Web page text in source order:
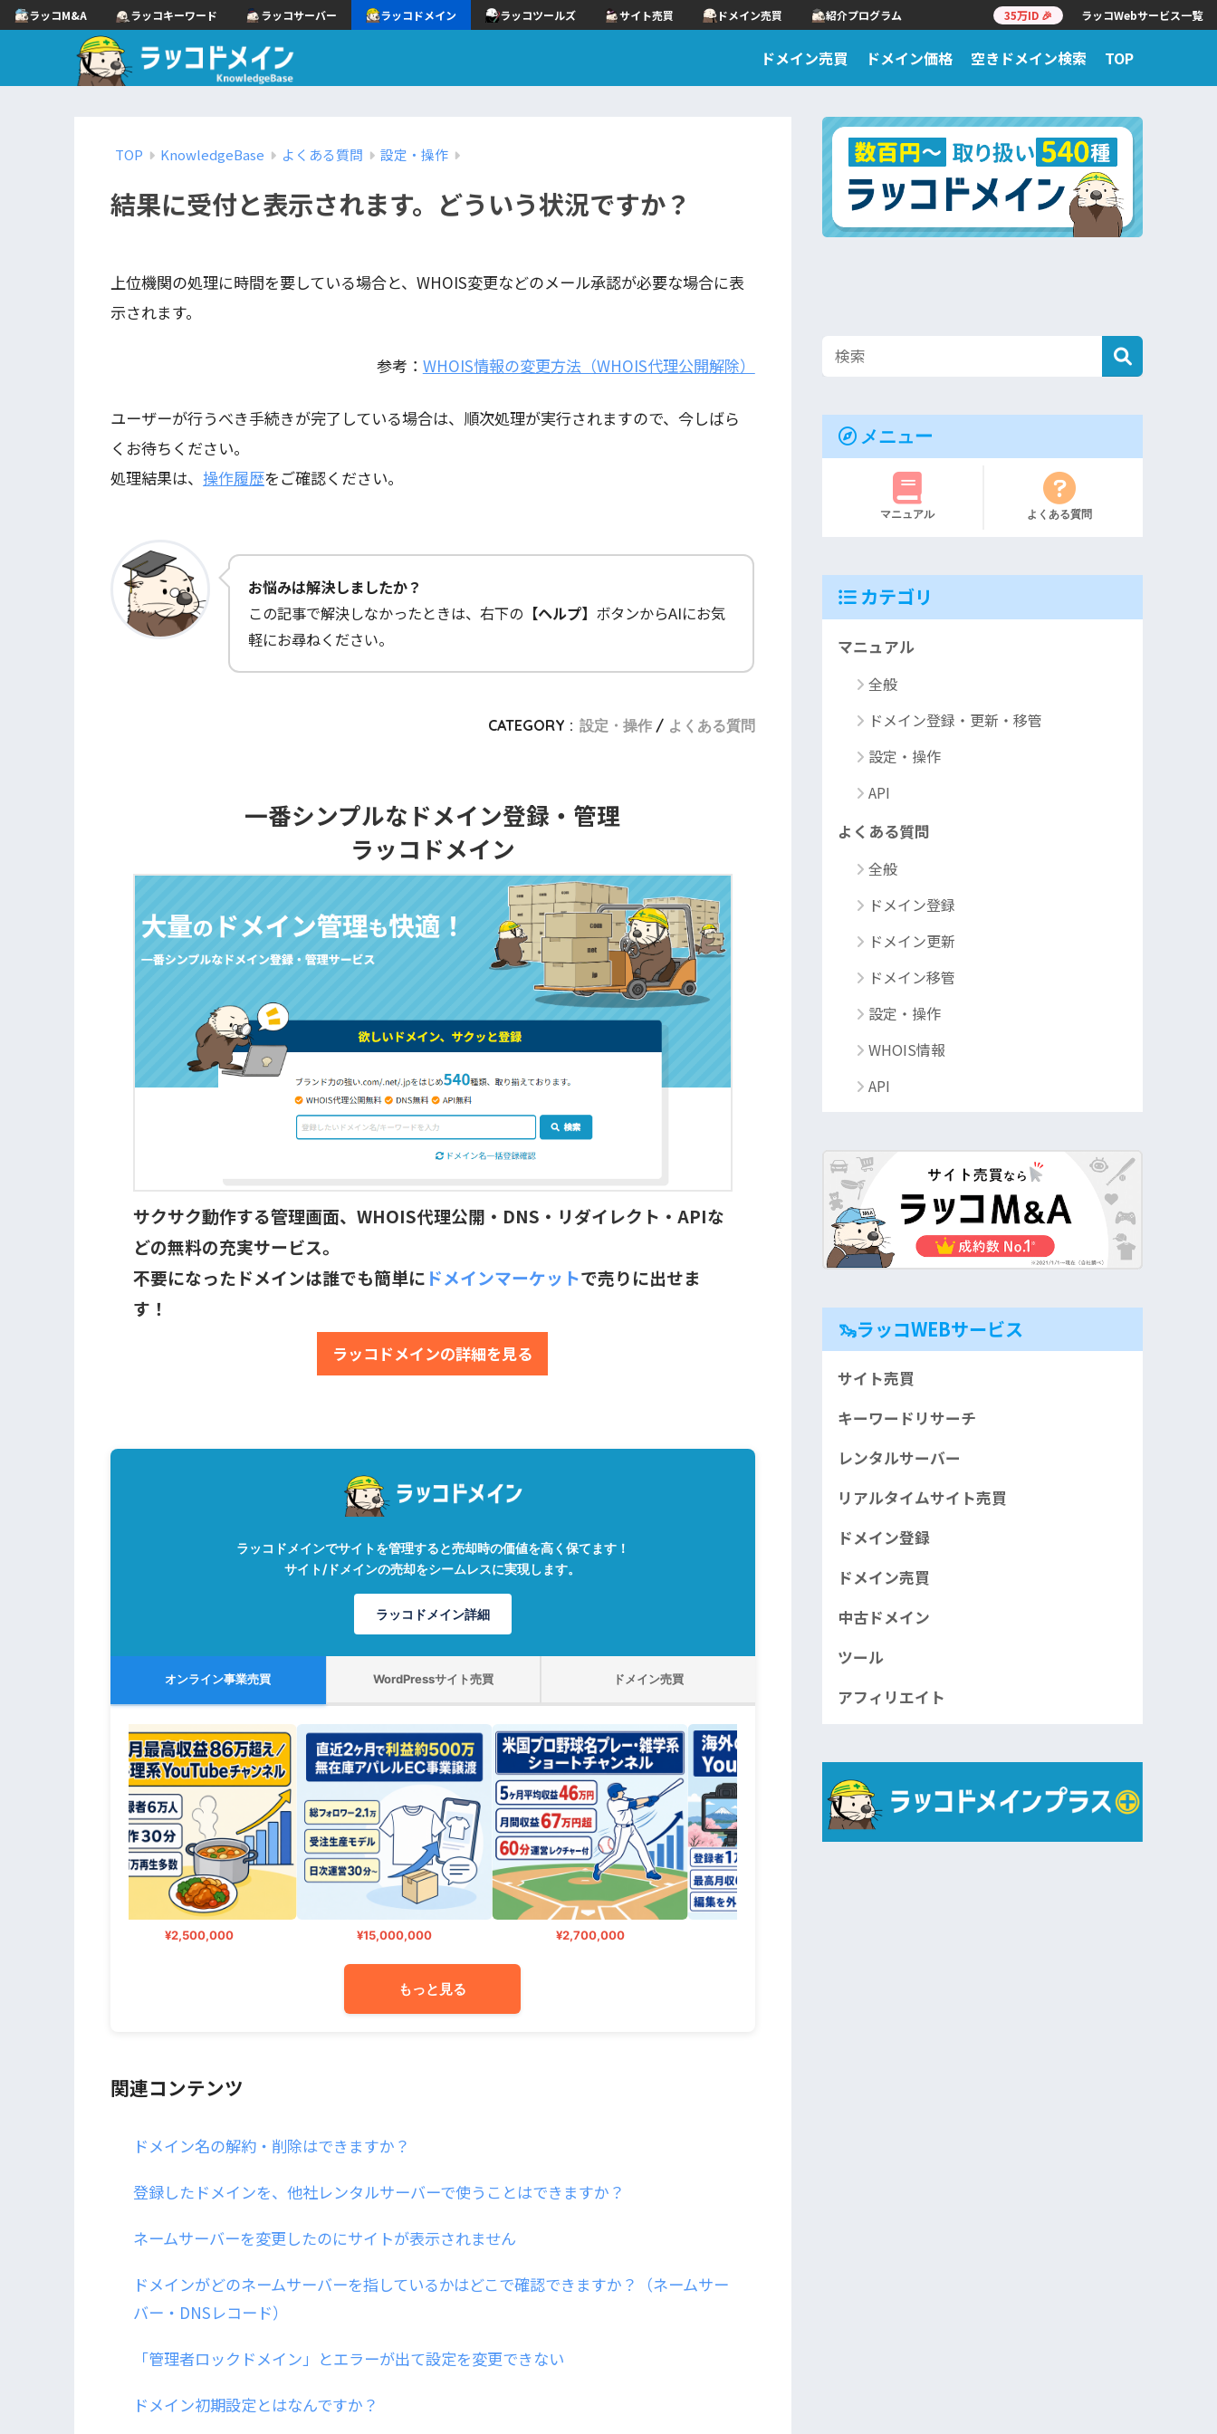
ラッコM&A ラッコキーワード ラッコサーバー ラッコドメイン ラッコツールズ サイト売買 ドメイン売買 紹介プログラム 35万ID 🎉 ラッコWebサービス一覧
ドメイン売買 ドメイン価格 空きドメイン検索 TOP
TOP KnowledgeBase よくある質問 設定・操作
結果に受付と表示されます。どういう状況ですか？
上位機関の処理に時間を要している場合と、WHOIS変更などのメール承認が必要な場合に表
示されます。
参考： WHOIS情報の変更方法（WHOIS代理公開解除）
ユーザーが行うべき手続きが完了している場合は、順次処理が実行されますので、今しばら
くお待ちください。
処理結果は、 操作履歴をご確認ください。
お悩みは解決しましたか？
この記事で解決しなかったときは、右下の 【ヘルプ】 ボタンからAIにお気
軽にお尋ねください。
CATEGORY : 設定・操作 よくある質問
一番シンプルなドメイン登録・管理
ラッコドメイン
サクサク動作する管理画面、WHOIS代理公開・DNS・リダイレクト・APIな
どの無料の充実サービス。
不要になったドメインは誰でも簡単に ドメインマーケットで売りに出せま
す！
ラッコドメインの詳細を見る
ラッコドメインでサイトを管理すると売却時の価値を高く保てます！
サイト/ドメインの売却をシームレスに実現します。
ラッコドメイン詳細
オンライン事業売買 WordPressサイト売買 ドメイン売買
¥2,500,000 ¥15,000,000 ¥2,700,000
もっと見る
関連コンテンツ
ドメイン名の解約・削除はできますか？
登録したドメインを、他社レンタルサーバーで使うことはできますか？
ネームサーバーを変更したのにサイトが表示されません
ドメインがどのネームサーバーを指しているかはどこで確認できますか？（ネームサー
バー・DNSレコード）
「管理者ロックドメイン」とエラーが出て設定を変更できない
ドメイン初期設定とはなんですか？
メニュー
マニュアル よくある質問
カテゴリ
マニュアル
全般
ドメイン登録・更新・移管
設定・操作
API
よくある質問
全般
ドメイン登録
ドメイン更新
ドメイン移管
設定・操作
WHOIS情報
API
🦦ラッコWEBサービス
サイト売買
キーワードリサーチ
レンタルサーバー
リアルタイムサイト売買
ドメイン登録
ドメイン売買
中古ドメイン
ツール
アフィリエイト